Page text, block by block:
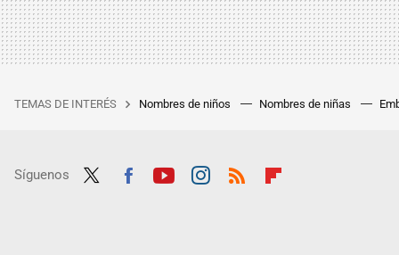
TEMAS DE INTERÉS Nombres de niños Nombres de niñas
Síguenos